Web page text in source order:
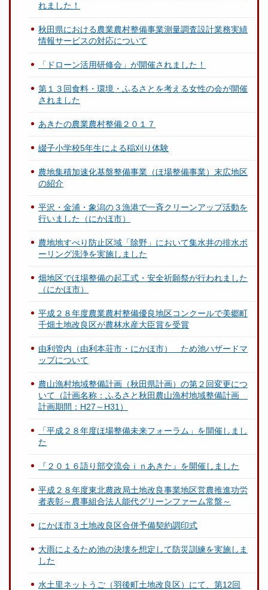
れました！
秋田県における農業農村整備事業測量調査設計業務実績
情報サービスの対応について
「ドローン活用研修会」が開催されました！
第１３回食料・環境・ふるさとを考える女性の会が開催
されました
あきたの農業農村整備２０１７
綴子小学校5年生による稲刈り体験
農地集積加速化基盤整備事業（ほ場整備事業）末広地区
の紹介
平沢・金浦・象潟の３漁港で一斉クリーンアップ活動を
行いました（にかほ市）
農地地すべり防止区域「除野」において集水井の排水ボ
ーリング洗浄を実施しました
畑地区でほ場整備の起工式・安全祈願祭が行われました
（にかほ市）
平成２８年度農業農村整備優良地区コンクールで美郷町
千畑土地改良区が農林水産大臣賞を受賞
由利管内（由利本荘市・にかほ市） ため池ハザードマ
ップについて
農山漁村地域整備計画（秋田県計画）の第２回変更につ
いて（計画名称：ふるさと秋田農山漁村地域整備計画
計画期間：H27～H31）
「平成２８年度ほ場整備未来フォーラム」を開催しまし
た
『２０１６語り部交流会ｉｎあきた』を開催しました
平成２８年度東北農政局土地改良事業地区営農推進功労
者表彰～農事組合法人能代グリーンファーム常盤～
にかほ市３土地改良区合併予備契約調印式
大雨によるため池の決壊を想定して防災訓練を実施しま
した
水土里ネットうご（羽後町土地改良区）にて、第12回